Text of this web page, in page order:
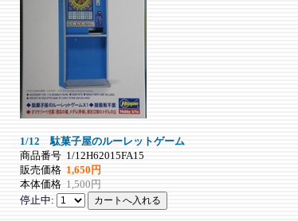
1/12 駄菓子屋のルーレットゲーム
商品番号 1/12H62015FA15
販売価格 1,650円
本体価格 1,500円
停止中: